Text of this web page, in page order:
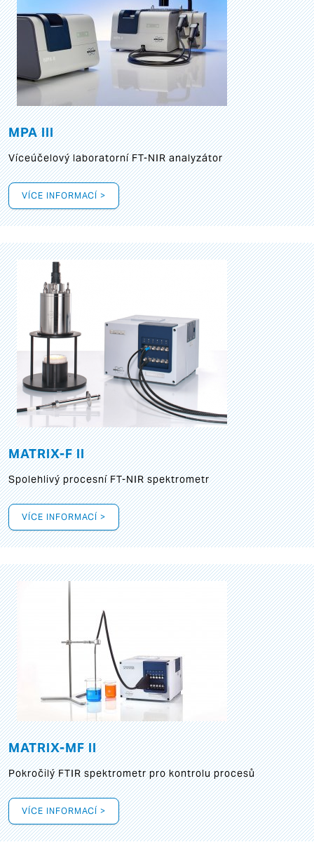
MPA III
Víceúčelový laboratorní FT-NIR analyzátor
VÍCE INFORMACÍ >
MATRIX-F II
Spolehlivý procesní FT-NIR spektrometr
VÍCE INFORMACÍ >
MATRIX-MF II
Pokročilý FTIR spektrometr pro kontrolu procesů
VÍCE INFORMACÍ >